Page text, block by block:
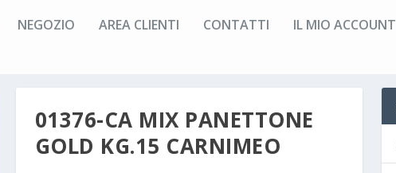
NEGOZIO AREA CLIENTI CONTATTI IL MIO ACCOUNT
01376-CA MIX PANETTONE
GOLD KG.15 CARNIMEO